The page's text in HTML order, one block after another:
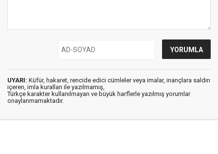
UYARI: Küfür, hakaret, rencide edici cümleler veya imalar, inançlara saldırı
içeren, imla kuralları ile yazılmamış,
Türkçe karakter kullanılmayan ve büyük harflerle yazılmış yorumlar
onaylanmamaktadır.